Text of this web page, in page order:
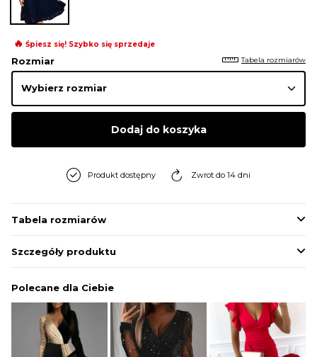
🔥 Śpiesz się! Szybko się sprzedaje
Rozmiar Tabela rozmiarów
Dodaj do koszyka
Produkt dostępny Zwrot do 14 dni
Tabela rozmiarów
Szczegóły produktu
Polecane dla Ciebie